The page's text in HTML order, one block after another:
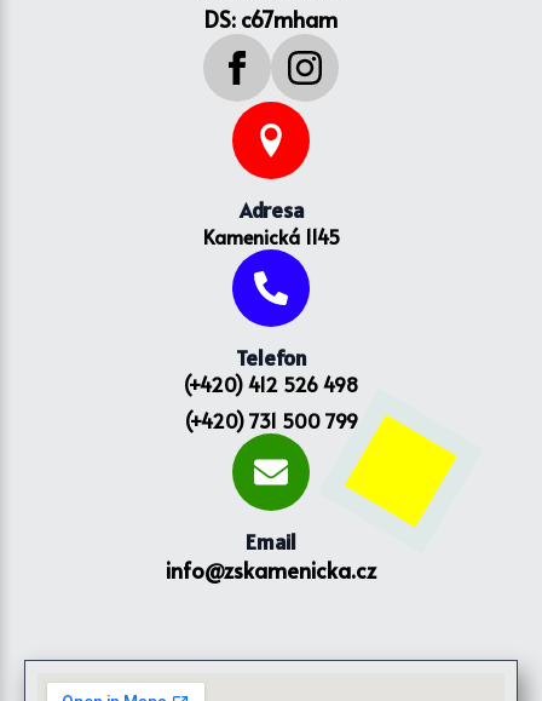
DS: c67mham
Adresa
Kamenická 1145
Telefon
(+420) 412 526 498
(+420) 731 500 799
Email
info@zskamenicka.cz